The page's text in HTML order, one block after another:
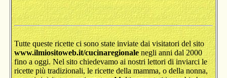
Tutte queste ricette ci sono state inviate dai visitatori del sito
www.ilmiositoweb.it/cucinaregionalenegli anni dal 2000
fino a oggi. Nel sito chiedevamo ai nostri lettori di inviarci le
ricette più tradizionali, le ricette della mamma, o della nonna,